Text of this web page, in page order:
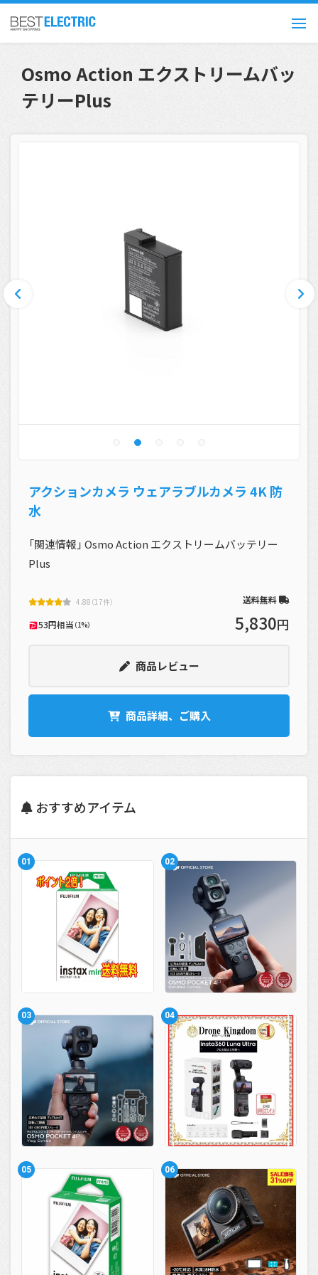
Osmo Action エクストリームバッ
テリーPlus
アクションカメラ ウェアラブルカメラ 4K 防
水
「関連情報」 Osmo Action エクストリームバッテリー
Plus
4.88（17件） 送料無料
53円相当 （1%） 5,830円
商品レビュー
商品詳細、ご購入
おすすめアイテム